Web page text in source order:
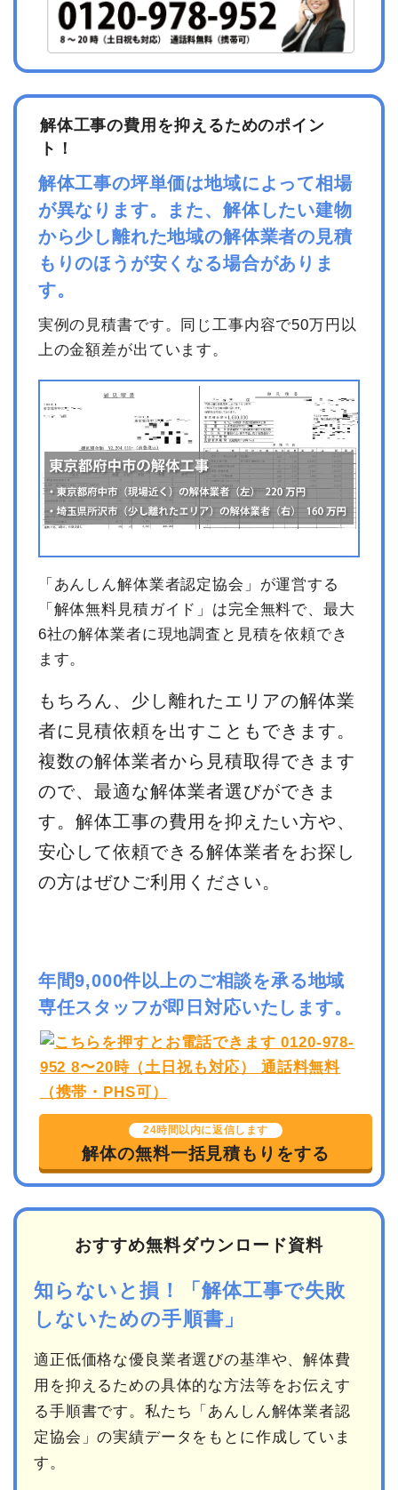
解体工事の費用を抑えるためのポイン
ト！
解体工事の坪単価は地域によって相場
が異なります。また、解体したい建物
から少し離れた地域の解体業者の見積
もりのほうが安くなる場合がありま
す。
実例の見積書です。同じ工事内容で50万円以
上の金額差が出ています。
「あんしん解体業者認定協会」が運営する
「解体無料見積ガイド」は完全無料で、最大
6社の解体業者に現地調査と見積を依頼でき
ます。
もちろん、少し離れたエリアの解体業
者に見積依頼を出すこともできます。
複数の解体業者から見積取得できます
ので、最適な解体業者選びができま
す。解体工事の費用を抑えたい方や、
安心して依頼できる解体業者をお探し
の方はぜひご利用ください。
年間9,000件以上のご相談を承る地域
専任スタッフが即日対応いたします。
24時間以内に返信します
解体の無料一括見積もりをする
おすすめ無料ダウンロード資料
知らないと損！「解体工事で失敗
しないための手順書」
適正低価格な優良業者選びの基準や、解体費
用を抑えるための具体的な方法等をお伝えす
る手順書です。私たち「あんしん解体業者認
定協会」の実績データをもとに作成していま
す。